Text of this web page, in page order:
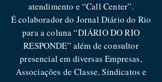
atendimento e “Call Center”.
É colaborador do Jornal Diário do Rio
para a coluna “DIÁRIO DO RIO
RESPONDE” além de consultor
presencial em diversas Empresas,
Associações de Classe, Sindicatos e